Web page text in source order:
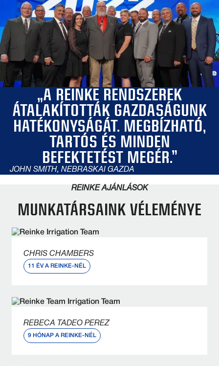
„A REINKE RENDSZEREK
ÁTALAKÍTOTTÁK GAZDASÁGUNK
HATÉKONYSÁGÁT. MEGBÍZHATÓ,
TARTÓS ÉS MINDEN
BEFEKTETÉST MEGÉR.”
JOHN SMITH, NEBRASKAI GAZDA
REINKE AJÁNLÁSOK
MUNKATÁRSAINK VÉLEMÉNYE
CHRIS CHAMBERS
11 ÉV A REINKE-NÉL
Mit szeretsz Reinke-ben?
„A rugalmasságot. Nem kell kihagynom semmit,
minden sporteseményre, amire szükségem van.”
Mit mondanál annak, aki szívesen megpályázna
REBECA TADEO PEREZ
9 HÓNAP A REINKE-NÉL